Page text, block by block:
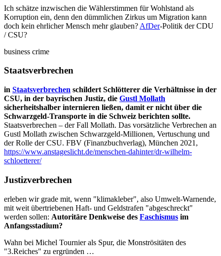
Ich schätze inzwischen die Wählerstimmen für Wohlstand als
Korruption ein, denn den dümmlichen Zirkus um Migration kann
doch kein ehrlicher Mensch mehr glauben? AfDer-Politik der CDU
/ CSU?
business crime
Staatsverbrechen
in Staatsverbrechen schildert Schlötterer die Verhältnisse in der
CSU, in der bayrischen Justiz, die Gustl Mollath
sicherheitshalber internieren ließen, damit er nicht über die
Schwarzgeld-Transporte in die Schweiz berichten sollte.
Staatsverbrechen – der Fall Mollath. Das vorsätzliche Verbrechen an
Gustl Mollath zwischen Schwarzgeld-Millionen, Vertuschung und
der Rolle der CSU. FBV (Finanzbuchverlag), München 2021,
https://www.anstageslicht.de/menschen-dahinter/dr-wilhelm-
schloetterer/
Justizverbrechen
erleben wir grade mit, wenn "klimakleber", also Umwelt-Warnende,
mit weit übertriebenen Haft- und Geldstrafen "abgeschreckt"
werden sollen: Autoritäre Denkweise des Faschismus im
Anfangsstadium?
Wahn bei Michel Tournier als Spur, die Monströsitäten des
"3.Reiches" zu ergründen …